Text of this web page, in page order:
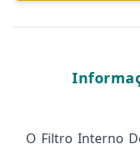
O Filtro Interno